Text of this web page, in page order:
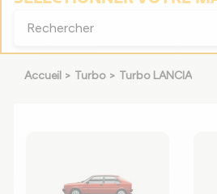
Accueil > Turbo > Turbo LANCIA